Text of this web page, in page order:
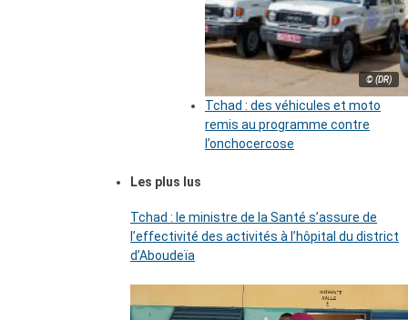
© (DR)
Tchad : des véhicules et moto
remis au programme contre
l’onchocercose
Les plus lus
Tchad : le ministre de la Santé s’assure de
l’effectivité des activités à l’hôpital du district
d’Aboudeïa